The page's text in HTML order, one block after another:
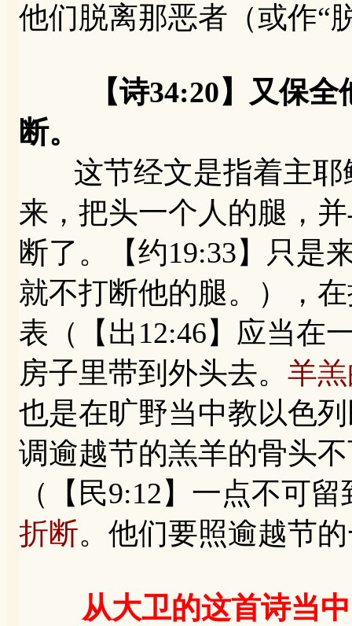
他们脱离那恶者（或作“
【诗34:20】又保
断。
这节经文是指着主耶
来，把头一个人的腿，
断了。【约19:33】只是
就不打断他的腿。），
表（【出12:46】应当在
房子里带到外头去。 羊
也是在旷野当中教以色
调逾越节的羔羊的骨头
（【民9:12】一点不可
折断。他们要照逾越节
从大卫的这首诗当